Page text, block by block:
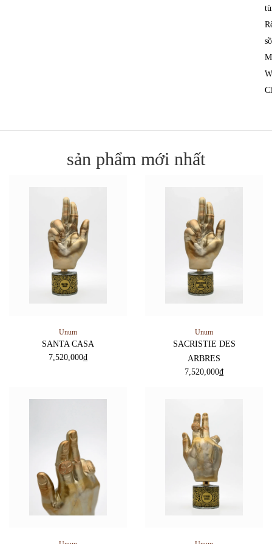
sản phẩm mới nhất
Unum
SANTA CASA
7,520,000₫
Unum
SACRISTIE DES
ARBRES
7,520,000₫